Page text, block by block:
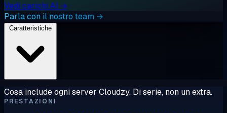
Vedi carichi AI →
Parla con il nostro team →
Cosa include ogni server Cloudzy. Di serie, non un extra.
PRESTAZIONI